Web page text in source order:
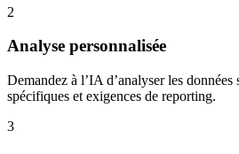
2
Analyse personnalisée
Demandez à l’IA d’analyser les données
spécifiques et exigences de reporting.
3